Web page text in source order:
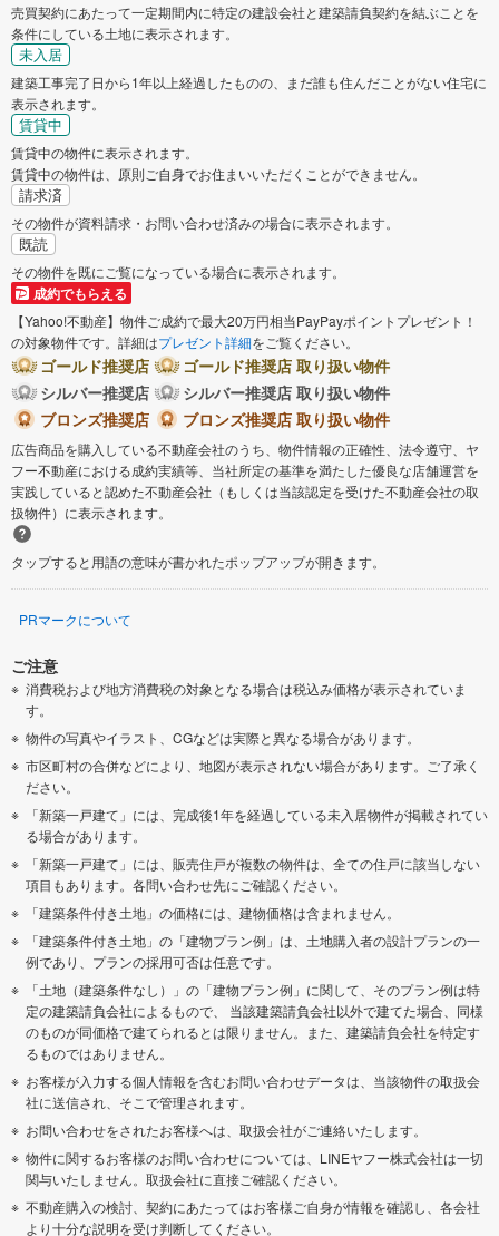
売買契約にあたって一定期間内に特定の建設会社と建築請負契約を結ぶことを
条件にしている土地に表示されます。
未入居
建築工事完了日から1年以上経過したものの、まだ誰も住んだことがない住宅に
表示されます。
賃貸中
賃貸中の物件に表示されます。
賃貸中の物件は、原則ご自身でお住まいいただくことができません。
請求済
その物件が資料請求・お問い合わせ済みの場合に表示されます。
既読
その物件を既にご覧になっている場合に表示されます。
成約でもらえる
【Yahoo!不動産】物件ご成約で最大20万円相当PayPayポイントプレゼント！
の対象物件です。詳細はプレゼント詳細をご覧ください。
ゴールド推奨店
ゴールド推奨店 取り扱い物件
シルバー推奨店
シルバー推奨店 取り扱い物件
ブロンズ推奨店
ブロンズ推奨店 取り扱い物件
広告商品を購入している不動産会社のうち、物件情報の正確性、法令遵守、ヤ
フー不動産における成約実績等、当社所定の基準を満たした優良な店舗運営を
実践していると認めた不動産会社（もしくは当該認定を受けた不動産会社の取
扱物件）に表示されます。
タップすると用語の意味が書かれたポップアップが開きます。
PRマークについて
ご注意
消費税および地方消費税の対象となる場合は税込み価格が表示されていま
す。
物件の写真やイラスト、CGなどは実際と異なる場合があります。
市区町村の合併などにより、地図が表示されない場合があります。ご了承く
ださい。
「新築一戸建て」には、完成後1年を経過している未入居物件が掲載されてい
る場合があります。
「新築一戸建て」には、販売住戸が複数の物件は、全ての住戸に該当しない
項目もあります。各問い合わせ先にご確認ください。
「建築条件付き土地」の価格には、建物価格は含まれません。
「建築条件付き土地」の「建物プラン例」は、土地購入者の設計プランの一
例であり、プランの採用可否は任意です。
「土地（建築条件なし）」の「建物プラン例」に関して、そのプラン例は特
定の建築請負会社によるもので、 当該建築請負会社以外で建てた場合、同様
のものが同価格で建てられるとは限りません。また、建築請負会社を特定す
るものではありません。
お客様が入力する個人情報を含むお問い合わせデータは、当該物件の取扱会
社に送信され、そこで管理されます。
お問い合わせをされたお客様へは、取扱会社がご連絡いたします。
物件に関するお客様のお問い合わせについては、LINEヤフー株式会社は一切
関与いたしません。取扱会社に直接ご確認ください。
不動産購入の検討、契約にあたってはお客様ご自身が情報を確認し、各会社
より十分な説明を受け判断してください。